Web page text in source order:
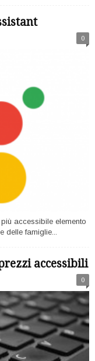
0
accessibile elemento
delle famiglie...
accessibili
0